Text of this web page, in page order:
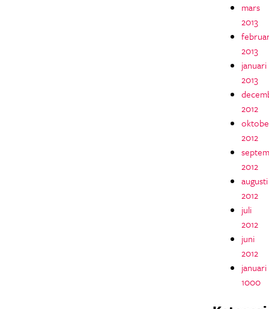
mars
2013
2013
januari
2013
2012
2012
2012
augusti
2012
juli
2012
juni
2012
januari
1000